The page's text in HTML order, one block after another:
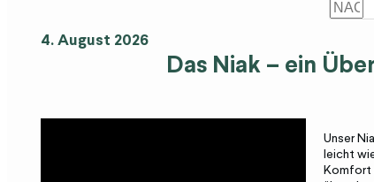
4. August 2026
Das Niak – ein
Unser
leicht
Komfort